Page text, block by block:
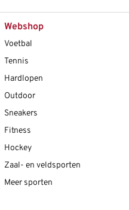
Webshop
Voetbal
Tennis
Hardlopen
Outdoor
Sneakers
Fitness
Hockey
Zaal- en veldsporten
Meer sporten